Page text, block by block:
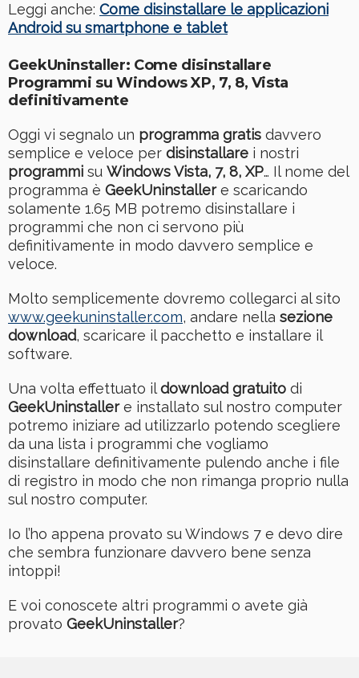
Leggi anche: Come disinstallare le applicazioni
Android su smartphone e tablet
GeekUninstaller: Come disinstallare
Programmi su Windows XP, 7, 8, Vista
definitivamente
Oggi vi segnalo un programma gratis davvero
semplice e veloce per disinstallare i nostri
programmi su Windows Vista, 7, 8, XP… Il nome del
programma è GeekUninstallere scaricando
solamente 1.65 MB potremo disinstallare i
programmi che non ci servono più
definitivamente in modo davvero semplice e
veloce.
Molto semplicemente dovremo collegarci al sito
www.geekuninstaller.com, andare nella sezione
download, scaricare il pacchetto e installare il
software.
Una volta effettuato ildownload gratuito di
GeekUninstallere installato sul nostro computer
potremo iniziare ad utilizzarlo potendo scegliere
da una lista i programmi che vogliamo
disinstallare definitivamente pulendo anche i file
di registro in modo che non rimanga proprio nulla
sul nostro computer.
Io l’ho appena provato su Windows 7 e devo dire
che sembra funzionare davvero bene senza
intoppi!
E voi conoscete altri programmi o avete già
provato GeekUninstaller?